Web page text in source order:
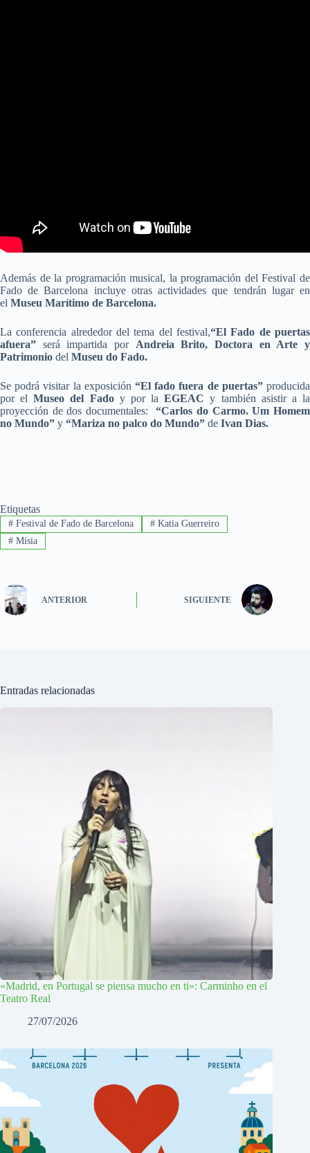
Además de la programación musical, la programación del Festival de
Fado de Barcelona incluye otras actividades que tendrán lugar en
el Museu Marítimo de Barcelona.
La conferencia alrededor del tema del festival,“El Fado de puertas
afuera” será impartida por Andreia Brito, Doctora en Arte y
Patrimonio del Museu do Fado.
Se podrá visitar la exposición “El fado fuera de puertas”producida
por elMuseo del Fadoy por laEGEACy también asistir a la
proyección de dos documentales:
“Carlos do Carmo. Um Homem
no Mundo” y “Mariza no palco do Mundo” de Ivan Dias.
Etiquetas
#Festival de Fado de Barcelona #Katia Guerreiro
#Mísia
ANTERIOR SIGUIENTE
Entradas relacionadas
«Madrid, en Portugal se piensa mucho en ti»: Carminho en el
Teatro Real
27/07/2026